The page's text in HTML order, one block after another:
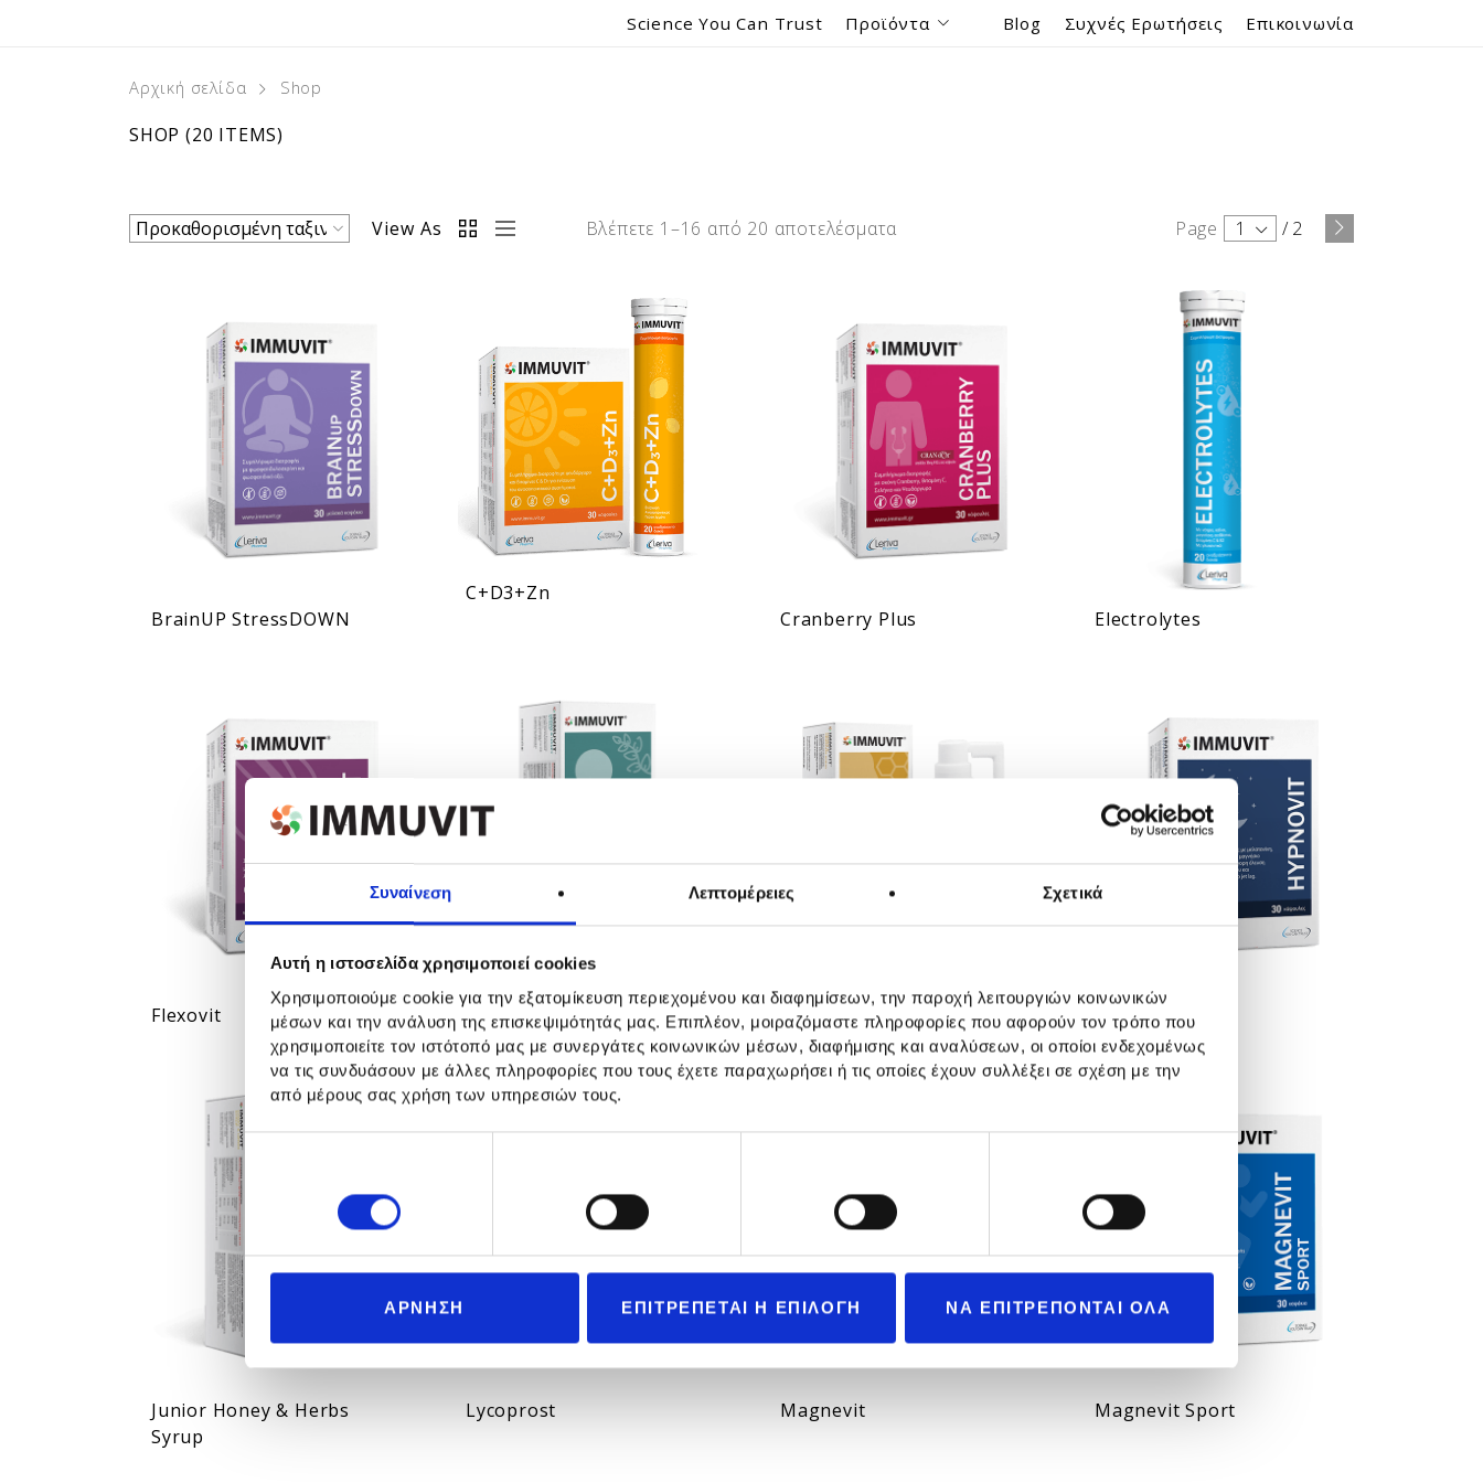
Συναίνεση Λεπτομέρειες Σχετικά
Αυτή η ιστοσελίδα χρησιμοποιεί cookies
Χρησιμοποιούμε cookie για την εξατομίκευση περιεχομένου και διαφημίσεων, την παροχή λειτουργιών κοινωνικών
μέσων και την ανάλυση της επισκεψιμότητάς μας. Επιπλέον, μοιραζόμαστε πληροφορίες που αφορούν τον τρόπο που
χρησιμοποιείτε τον ιστότοπό μας με συνεργάτες κοινωνικών μέσων, διαφήμισης και αναλύσεων, οι οποίοι ενδεχομένως
να τις συνδυάσουν με άλλες πληροφορίες που τους έχετε παραχωρήσει ή τις οποίες έχουν συλλέξει σε σχέση με την
από μέρους σας χρήση των υπηρεσιών τους.
γ
α
ΑΡΝΗΣΗ ΕΠΙΤΡΕΠΕΤΑΙ Η ΕΠΙΛΟΓΗ ΝΑ ΕΠΙΤΡΕΠΟΝΤΑΙ ΟΛΑ
Science You Can Trust Προϊόντα Blog Συχνές Ερωτήσεις Επικοινωνία
Αρχική σελίδα Shop
SHOP (20 ITEMS)
View As Βλέπετε 1–16 από 20 αποτελέσματα Page 1 /2
BrainUP StressDOWN
C+D3+Zn
Cranberry Plus
Electrolytes
Flexovit Herbs & Honey Syrup Herbs & Propolis Spray Hypnovit
Junior Honey & Herbs
Syrup
Lycoprost Magnevit Magnevit Sport